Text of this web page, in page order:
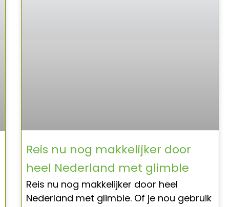
Reis nu nog makkelijker door
heel Nederland met glimble
Reis nu nog makkelijker door heel
Nederland met glimble. Of je nou gebruik